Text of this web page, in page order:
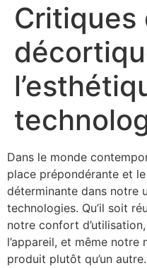
Critiques
Dans le monde
place prépondérante et
déterminante dans notre
technologies. Qu’il soit
notre confort
l’appareil, et même
produit plutôt qu’un